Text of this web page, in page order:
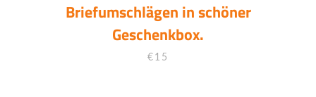
Briefumschlägen in schöner
Geschenkbox.
€15